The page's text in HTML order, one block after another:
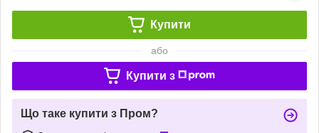
Купити
або
Купити з
Що таке купити з Пром?